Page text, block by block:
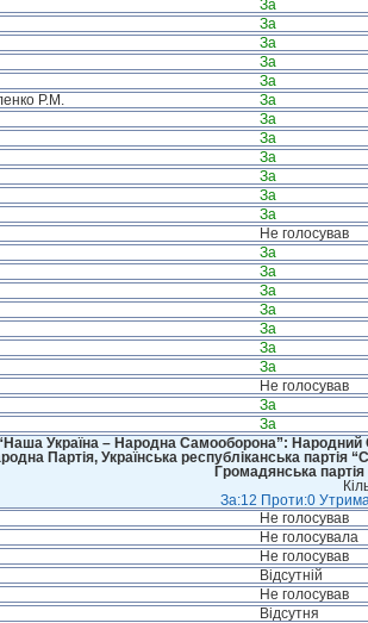
За
За
За
За
За
Р.М.
За
За
За
За
За
За
За
Не голосував
За
За
За
За
За
За
За
Не голосував
За
За
Україна – Народна Самооборона”: Народний
Партія, Українська республіканська
Громадянська
За:12 Проти:0
Не голосував
Не голосувала
Не голосував
Відсутній
Не голосував
Відсутня